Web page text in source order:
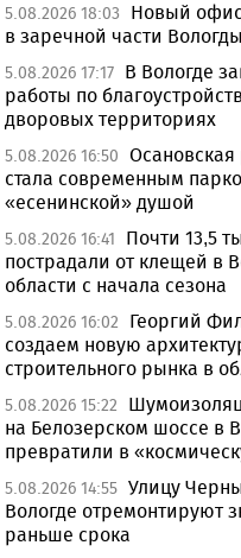
5.08.2026 18:03
Новый
в заречной части Вологды
5.08.2026 17:17 В Вологде
работы по
дворовых территориях
5.08.2026 16:50
стала современным
«есенинской» душой
5.08.2026 16:41
Почти 13,5
пострадали от клещей в
области с начала сезона
5.08.2026 16:02
Георгий
создаем новую
строительного рынка в
5.08.2026 15:22
на Белозерском шоссе в
превратили в
5.08.2026 14:55 Улицу
Вологде отремонтируют
раньше срока